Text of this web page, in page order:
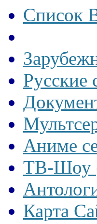
Список
Русские
Аниме
ТВ-Шоу
Карта